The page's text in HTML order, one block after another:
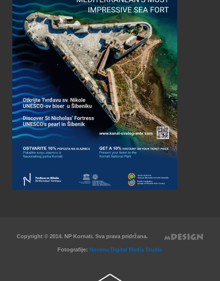
Copyright © 2014. NP Kornati. Sva prava pridržana.
Fotografije: Novena Digital Media Studio